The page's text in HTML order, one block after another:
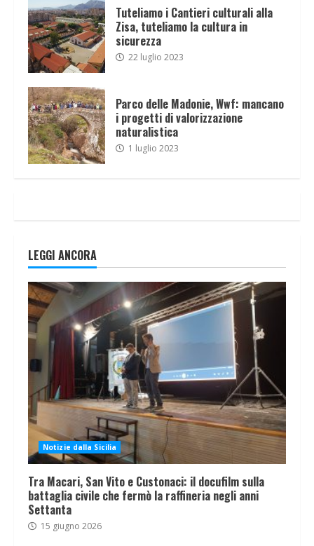
Tuteliamo i Cantieri culturali alla
Zisa, tuteliamo la cultura in
sicurezza
22 luglio 2023
Parco delle Madonie, Wwf: mancano
i progetti di valorizzazione
naturalistica
1 luglio 2023
LEGGI ANCORA
Notizie dalla Sicilia
Tra Macari, San Vito e Custonaci: il docufilm sulla
battaglia civile che fermò la raffineria negli anni
Settanta
15 giugno 2026